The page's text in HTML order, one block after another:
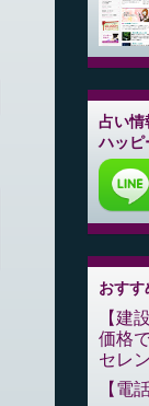
占い情
ハッピ
おすす
建
価格
セレ
電